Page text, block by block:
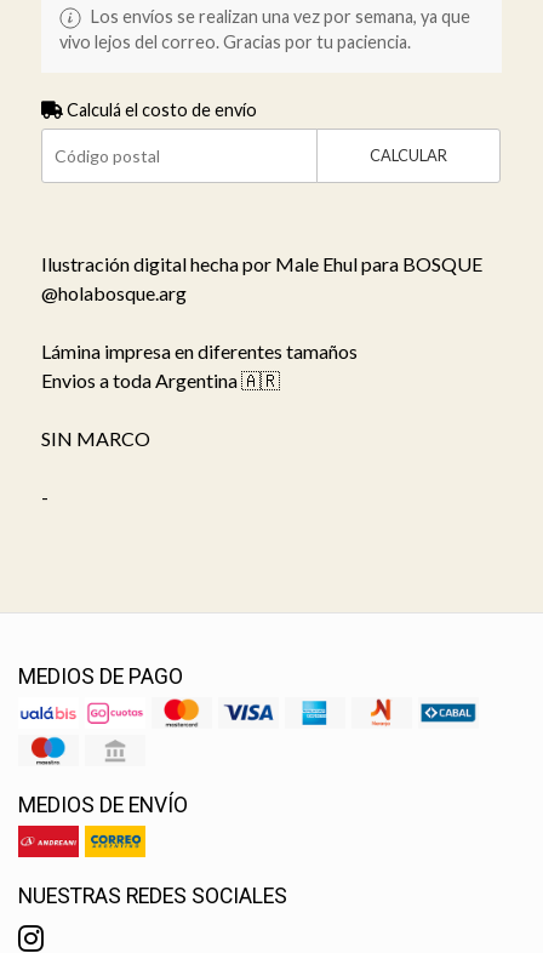
Los envíos se realizan una vez por semana, ya que
vivo lejos del correo. Gracias por tu paciencia.
Calculá el costo de envío
CALCULAR
Ilustración digital hecha por Male Ehul para BOSQUE
@holabosque.arg
Lámina impresa en diferentes tamaños
Envios a toda Argentina 🇦🇷
SIN MARCO
-
MEDIOS DE PAGO
MEDIOS DE ENVÍO
NUESTRAS REDES SOCIALES